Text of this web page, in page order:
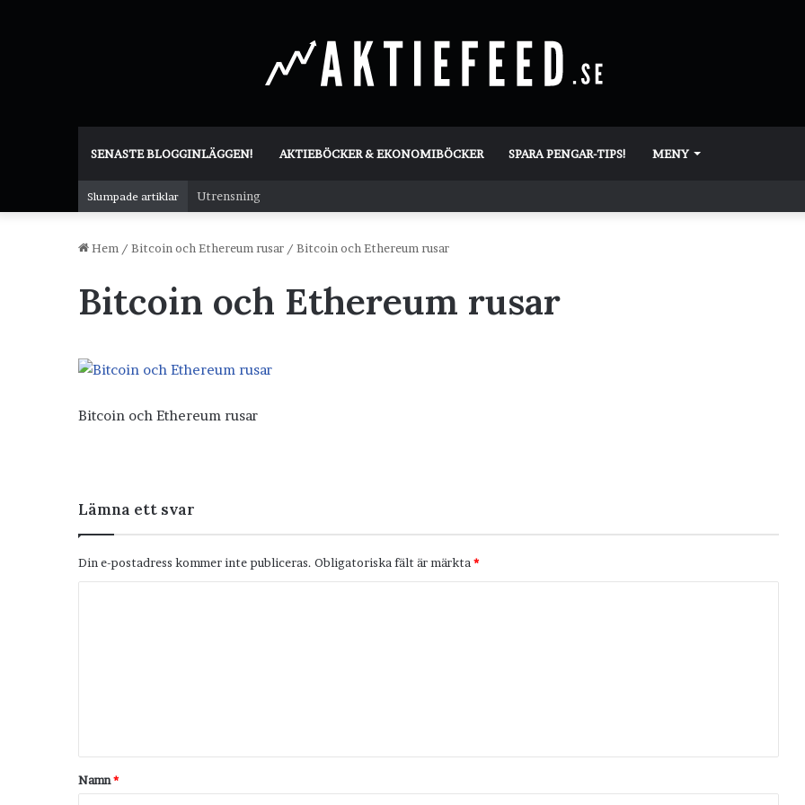
SENASTE BLOGGINLÄGGEN! AKTIEBÖCKER & EKONOMIBÖCKER SPARA PENGAR-TIPS! MENY
Slumpade artiklar Utrensning
Hem / Bitcoin och Ethereum rusar / Bitcoin och Ethereum rusar
Bitcoin och Ethereum rusar
Bitcoin och Ethereum rusar
Lämna ett svar
Din e-postadress kommer inte publiceras. Obligatoriska fält är märkta *
t
a
Namn*